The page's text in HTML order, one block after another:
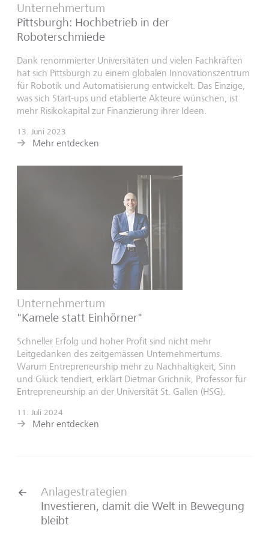
Unternehmertum
Pittsburgh: Hochbetrieb in der
Roboterschmiede
Dank renommierter Universitäten und vielen Fachkräften
hat sich Pittsburgh zu einem globalen Innovationszentrum
für Robotik und Automatisierung entwickelt. Das Einzige,
was sich Start-ups und etablierte Akteure wünschen, ist
mehr Risikokapital zur Finanzierung ihrer Ideen.
13. Juni 2023
Mehr entdecken
Unternehmertum
"Kamele statt Einhörner"
Schneller Erfolg und hoher Profit sind nicht mehr
Leitgedanken des zeitgemässen Unternehmertums.
Warum Entrepreneurship mehr zu Nachhaltigkeit, Sinn
und Glück tendiert, erklärt Dietmar Grichnik, Professor für
Entrepreneurship an der Universität St. Gallen (HSG).
11. Juli 2024
Mehr entdecken
Anlagestrategien
Investieren, damit die Welt in Bewegung
bleibt